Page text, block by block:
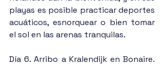
playas es posible practicar deportes
acuáticos, esnorquear o bien tomar
el sol en las arenas tranquilas.
Día 6. Arribo a Kralendijk en Bonaire.